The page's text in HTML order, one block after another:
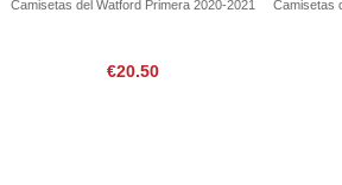
Camisetas del Watford Primera 2020-2021
€20.50
Camisetas